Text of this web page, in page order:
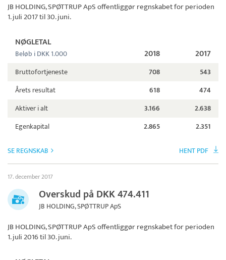
JB HOLDING, SPØTTRUP ApSoffentliggør regnskabet for perioden
1. juli 2017 til 30. juni.
NØGLETAL
Beløb i DKK 1.000 2018 2017
Bruttofortjeneste 708
543
Årets resultat
618
474
Aktiver i alt
3.166
2.638
Egenkapital
2.865 2.351
SE REGNSKAB HENT PDF
17. december 2017
Overskud på DKK 474.411
JB HOLDING, SPØTTRUP ApS
JB HOLDING, SPØTTRUP ApSoffentliggør regnskabet for perioden
1. juli 2016 til 30. juni.